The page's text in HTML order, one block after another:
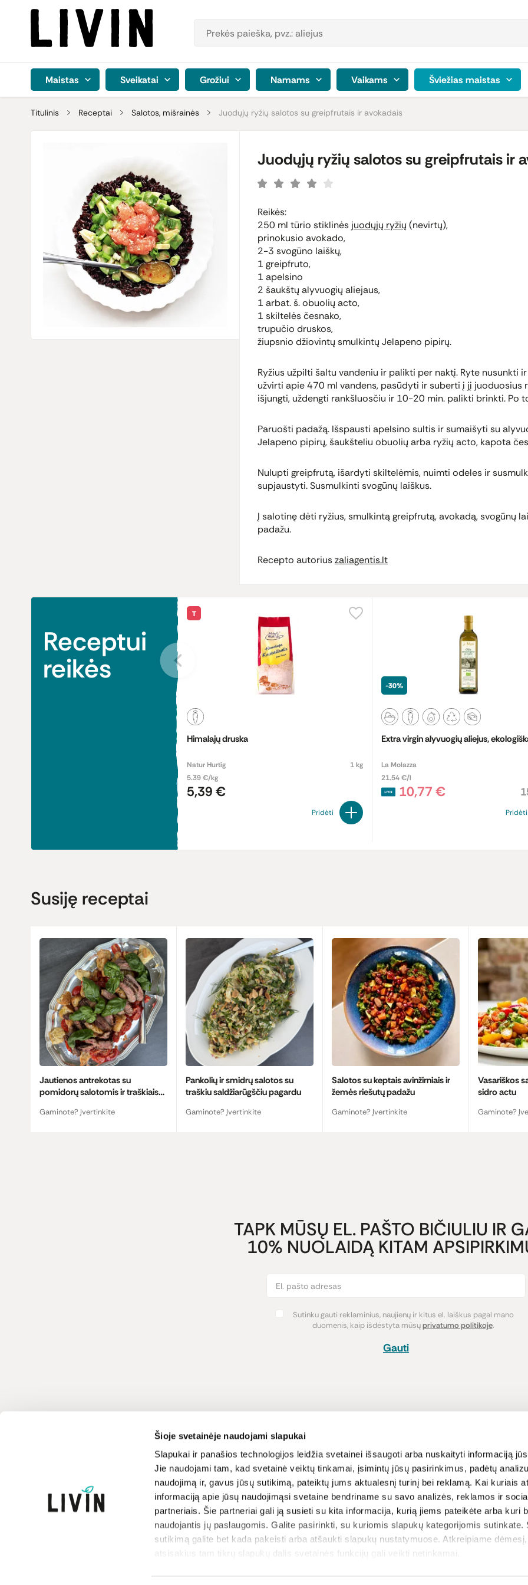
Šioje svetainėje naudojami slapukai
Slapukai ir panašios technologijos leidžia svetainei išsaugoti arba nuskaityti informaciją
Jie naudojami tam, kad svetainė veiktų tinkamai, įsimintų jūsų pasirinkimus, padėtų
naudojimą ir, gavus jūsų sutikimą, pateiktų jums aktualesnį turinį bei reklamą. Kai kuriais
informaciją apie jūsų naudojimąsi svetaine bendriname su savo analizės, reklamos ir
partneriais. Šie partneriai gali ją susieti su kita informacija, kurią jiems pateikėte arba kuri
naudojantis jų paslaugomis. Galite pasirinkti, su kuriomis slapukų kategorijomis sutinkate.
sutikimą galite bet kada pakeisti arba atšaukti slapukų nustatymuose. Atkreipiame
atsisakius tam tikrų slapukų dalis svetainės funkcijų gali veikti netinkamai.
Maistas Sveikatai Grožiui Namams Vaikams Šviežias maistas
Titulinis Receptai Salotos, mišrainės Juodųjų ryžių salotos su greipfrutais ir avokadais
Juodųjų ryžių salotos su greipfrutais ir
Reikės:
250 ml tūrio stiklinės juodųjų ryžių (nevirtų),
prinokusio avokado,
2-3 svogūno laiškų,
1 greipfruto,
1 apelsino
2 šaukštų alyvuogių aliejaus,
1 arbat. š. obuolių acto,
1 skiltelės česnako,
trupučio druskos,
žiupsnio džiovintų smulkintų Jelapeno pipirų.
Ryžius užpilti šaltu vandeniu ir palikti per naktį. Ryte nusunkti
užvirti apie 470 ml vandens, pasūdyti ir suberti į jį juoduosius
išjungti, uždengti rankšluosčiu ir 10-20 min. palikti brinkti. Po
Paruošti padažą. Išspausti apelsino sultis ir sumaišyti su
Jelapeno pipirų, šaukšteliu obuolių arba ryžių acto, kapota
Nulupti greipfrutą, išardyti skiltelėmis, nuimti odeles ir
supjaustyti. Susmulkinti svogūnų laiškus.
Į salotinę dėti ryžius, smulkintą greipfrutą, avokadą, svogūnų
padažu.
Recepto autoriuszaliagentis.lt
Receptui
reikės
T
Himalajų druska
Natur Hurtig
1 kg
5.39 €/kg
5,39 €
Pridėti
-30%
Extra virgin alyvuogių aliejus,
La Molazza
21.54 €/l
10,77 €
Pridėti
Susiję receptai
Jautienos antrekotas su
pomidorų salotomis ir traškiais
Gaminote? Įvertinkite
Pankolių ir smidrų salotos su
traškiu saldžiarūgščiu pagardu
Gaminote? Įvertinkite
Salotos su keptais avinžirniais ir
žemės riešutų padažu
Gaminote? Įvertinkite
Vasariškos
sidro actu
Gaminote?
TAPK MŪSŲ EL. PAŠTO BIČIULIU IR
10% NUOLAIDĄ KITAM
Sutinku gauti reklaminius, naujienų ir kitus el. laiškus pagal mano
duomenis, kaip išdėstyta mūsųprivatumo politikoje.
Gauti
Atsakome darbo dienomis
8-17 val.
LIVIN
Apie mus
Kontaktai
Parduotuvės
Prekių ženklai
Paramos iniciatyva
Dovanų kuponai
Atsiskaitymo būdai
Pristatymas
Prekių grąžinimas
Lojalumo
Naujienos ir
Receptai
Sąlygos ir
Privatumo